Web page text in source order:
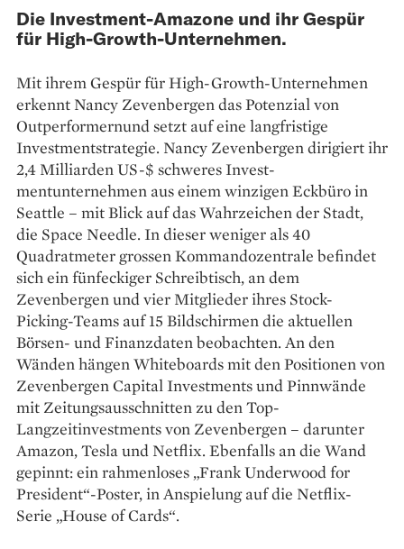
Die Investment-Amazone und ihr Gespür
für High-Growth-Unternehmen.
Mit ihrem Gespür für High-Growth-Unternehmen
erkennt Nancy Zevenbergen das Potenzial von
Outperformernund setzt auf eine langfristige
Investmentstrategie. Nancy Zevenbergen dirigiert ihr
2,4 Milliarden US-$ schweres Invest­
mentunternehmen aus einem winzigen Eckbüro in
Seattle – mit Blick auf das Wahrzeichen der Stadt,
die Space Needle. In dieser weniger als 40
Quadratmeter grossen Kommandozentrale befindet
sich ein fünfeckiger Schreibtisch, an dem
Zevenbergen und vier Mitglieder ihres Stock-
Picking-Teams auf 15 Bildschirmen die aktuellen
Börsen- und Finanzdaten beobachten. An den
Wänden hängen Whiteboards mit den Positionen von
Zevenbergen Capital Investments und Pinnwände
mit Zeitungsausschnitten zu den Top-
Langzeitinvest­ments von Zevenbergen – darunter
Amazon, Tesla und Netflix. Ebenfalls an die Wand
gepinnt: ein rahmenloses „Frank Underwood for
President“-Poster, in Anspielung auf die Netflix-
Serie „House of Cards“.